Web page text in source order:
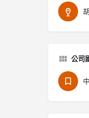
公司